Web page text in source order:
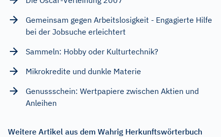
Gemeinsam gegen Arbeitslosigkeit - Engagierte Hilfe
bei der Jobsuche erleichtert
Sammeln: Hobby oder Kulturtechnik?
Mikrokredite und dunkle Materie
Genussschein: Wertpapiere zwischen Aktien und
Anleihen
Weitere Artikel aus dem Wahrig Herkunftswörterbuch